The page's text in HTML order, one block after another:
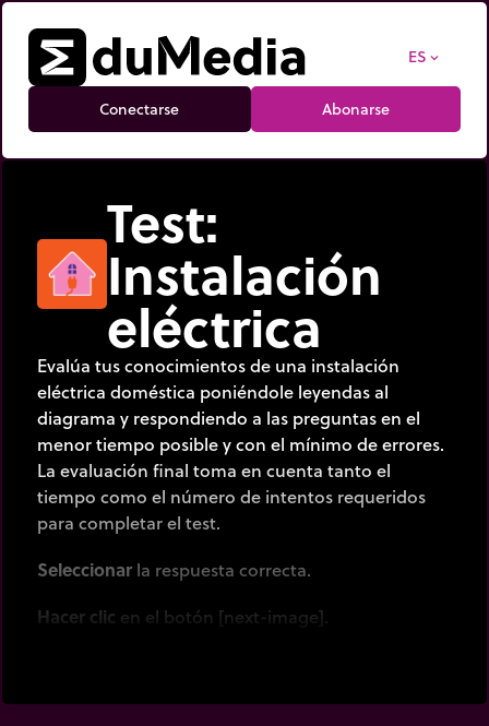
ES expand_more
Conectarse Abonarse
Test:
Instalación
eléctrica
Evalúa tus conocimientos de una instalación
eléctrica doméstica poniéndole leyendas al
diagrama y respondiendo a las preguntas en el
menor tiempo posible y con el mínimo de errores.
La evaluación final toma en cuenta tanto el
tiempo como el número de intentos requeridos
para completar el test.
Seleccionar la respuesta correcta.
Hacer clic en el botón [next-image].